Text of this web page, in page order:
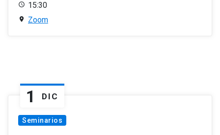
15:30
Zoom
1 DIC
Seminarios